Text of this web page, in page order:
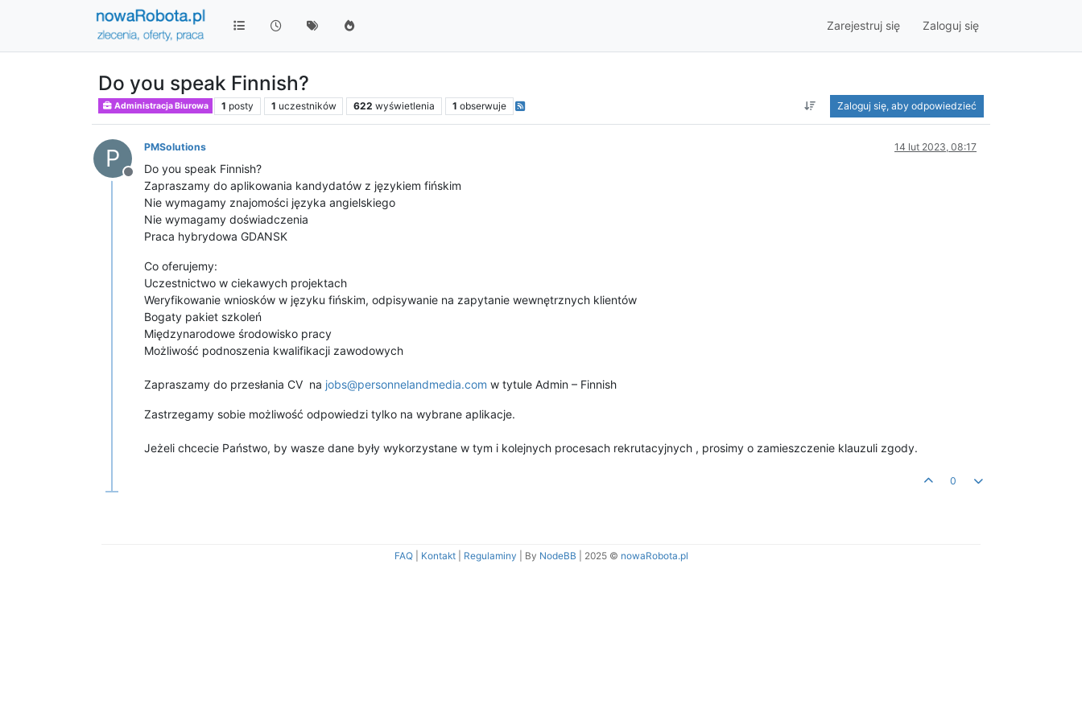
Zarejestruj się Zaloguj się
Do you speak Finnish?
Administracja Biurowa 1 posty 1 uczestników 622 wyświetlenia 1 obserwuje Zaloguj się, aby odpowiedzieć
P
Niedostępny
PMSolutions 14 lut 2023, 08:17
Do you speak Finnish?
Zapraszamy do aplikowania kandydatów z językiem fińskim
Nie wymagamy znajomości języka angielskiego
Nie wymagamy doświadczenia
Praca hybrydowa GDANSK
Co oferujemy:
Uczestnictwo w ciekawych projektach
Weryfikowanie wniosków w języku fińskim, odpisywanie na zapytanie wewnętrznych klientów
Bogaty pakiet szkoleń
Międzynarodowe środowisko pracy
Możliwość podnoszenia kwalifikacji zawodowych
Zapraszamy do przesłania CV na jobs@personnelandmedia.com w tytule Admin – Finnish
Zastrzegamy sobie możliwość odpowiedzi tylko na wybrane aplikacje.
Jeżeli chcecie Państwo, by wasze dane były wykorzystane w tym i kolejnych procesach rekrutacyjnych , prosimy o zamieszczenie klauzuli zgody.
0
FAQ| Kontakt| Regulaminy | By NodeBB 2025 © nowaRobota.pl